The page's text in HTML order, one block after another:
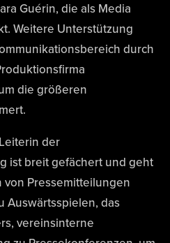
Guérin, die als Media
Weitere Unterstützung
durch
die größeren
der
ist breit gefächert und geht
Pressemitteilungen
Auswärtsspielen, das
vereinsinterne